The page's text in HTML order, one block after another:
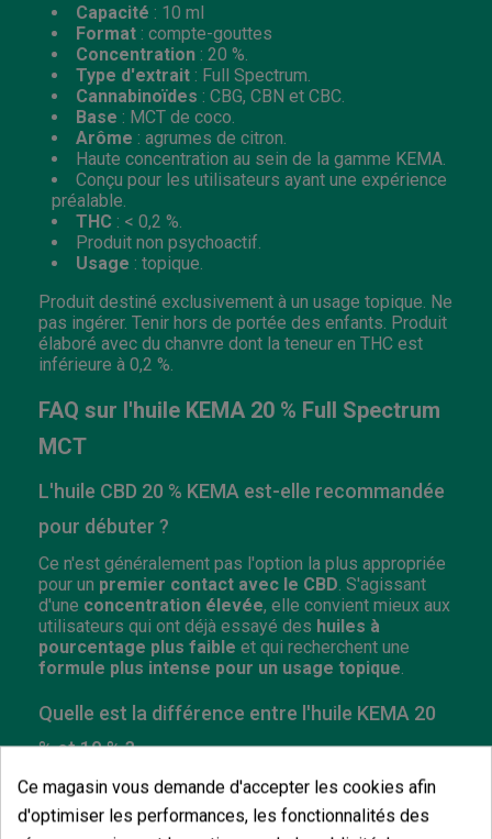
Capacité : 10 ml
Format : compte-gouttes
Concentration : 20 %.
Type d'extrait : Full Spectrum.
Cannabinoïdes : CBG, CBN et CBC.
Base : MCT de coco.
Arôme : agrumes de citron.
Haute concentration au sein de la gamme KEMA.
Conçu pour les utilisateurs ayant une expérience
préalable.
THC : < 0,2 %.
Produit non psychoactif.
Usage : topique.
Produit destiné exclusivement à un usage topique. Ne
pas ingérer. Tenir hors de portée des enfants. Produit
élaboré avec du chanvre dont la teneur en THC est
inférieure à 0,2 %.
FAQ sur l'huile KEMA 20 % Full Spectrum
MCT
L'huile CBD 20 % KEMA est-elle recommandée
pour débuter ?
Ce n'est généralement pas l'option la plus appropriée
pour un premier contact avec le CBD . S'agissant
d'une concentration élevée, elle convient mieux aux
utilisateurs qui ont déjà essayé des huiles à
pourcentage plus faible et qui recherchent une
formule plus intense pour un usage topique
Quelle est la différence entre l'huile KEMA 20
% et 10 % ?
La principale différence réside dans la
concentration de CBD
20 %
offre une formule
plus puissantepour la même quantité de produit, ce
Ce magasin vous demande d'accepter les cookies afin
d'optimiser les performances, les fonctionnalités des